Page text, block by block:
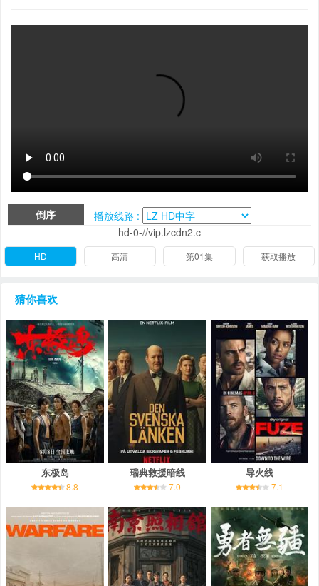
倒序
播放线路 :
hd-0-//vip.lzcdn2.c
HD 高清 第01集 获取播放
猜你喜欢
东极岛
8.8
瑞典救援暗线
7.0
导火线
7.1